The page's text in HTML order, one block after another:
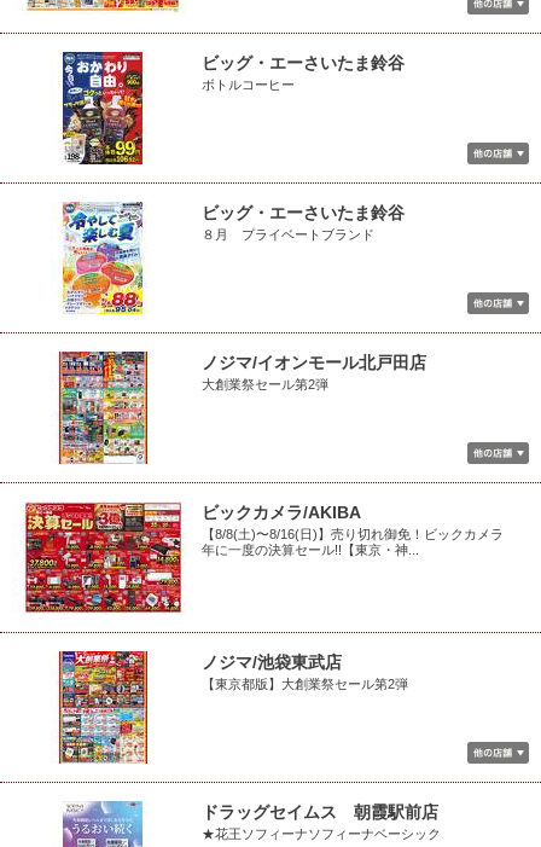
ビッグ・エーさいたま鈴谷
ボトルコーヒー
ビッグ・エーさいたま鈴谷
８月 プライベートブランド
ノジマ/イオンモール北戸田店
大創業祭セール第2弾
ビックカメラ/AKIBA
【8/8(土)〜8/16(日)】売り切れ御免！ビックカメラ
年に一度の決算セール!!【東京・神...
ノジマ/池袋東武店
【東京都版】大創業祭セール第2弾
ドラッグセイムス 朝霞駅前店
★花王ソフィーナソフィーナベーシック